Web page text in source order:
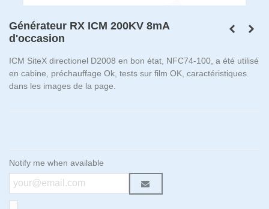
Générateur RX ICM 200KV 8mA
d'occasion
ICM SiteX directionel D2008 en bon état, NFC74-100, a été utilisé
en cabine, préchauffage Ok, tests sur film OK, caractéristiques
dans les images de la page.
Notify me when available